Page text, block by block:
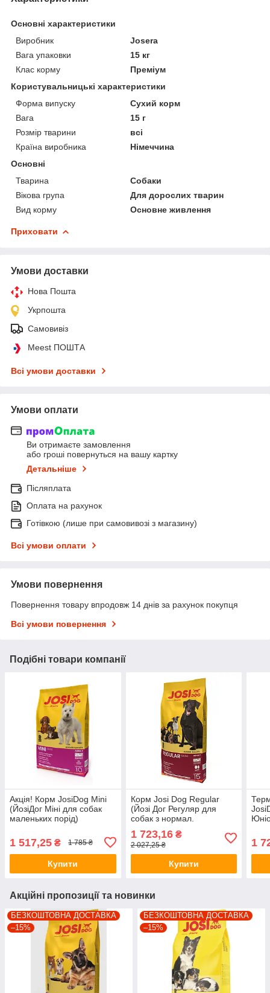
Основні характеристики
Виробник
Josera
Вага упаковки
15 кг
Клас корму
Преміум
Користувальницькі характеристики
Форма випуску
Сухий корм
Вага
15 г
Розмір тварини
всі
Країна виробника
Німеччина
Основні
Тварина
Собаки
Вікова група
Для дорослих тварин
Вид корму
Основне живлення
Приховати
Умови доставки
Нова Пошта
Укрпошта
Самовивіз
Meest ПОШТА
Всі умови доставки
Умови оплати
Ви отримаєте замовлення
або гроші повернуться на вашу картку
Детальніше
Післяплата
Оплата на рахунок
Готівкою (лише при самовивозі з магазину)
Всі умови оплати
Умови повернення
Повернення товару впродовж 14 днів за рахунок покупця
Всі умови повернення
Подібні товари компанії
Акція! Корм JosiDog Mini
(ЙозіДог Міні для собак
маленьких порід)
ДОСТАВКА!
1 517,25 ₴ 1 785 ₴
Купити
Корм Josi Dog Regular
(Йозі Дог Регуляр для
собак з нормал.
БЕЗКОШТОВНА
ДОСТАВКА
1 723,16₴
2 027,25 ₴
Купити
1
Акційні пропозиції та новинки
БЕЗКОШТОВНА ДОСТАВКА
–15%
БЕЗКОШТОВНА ДОСТАВКА
–15%